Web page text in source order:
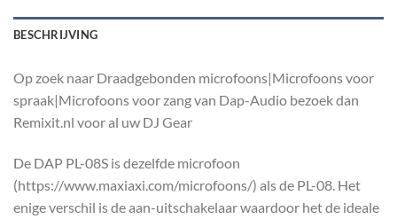
BESCHRIJVING
Op zoek naar Draadgebonden microfoons|Microfoons voor
spraak|Microfoons voor zang van Dap-Audio bezoek dan
Remixit.nl voor al uw DJ Gear
De DAP PL-08S is dezelfde microfoon
(https://www.maxiaxi.com/microfoons/) als de PL-08. Het
enige verschil is de aan-uitschakelaar waardoor het de ideale